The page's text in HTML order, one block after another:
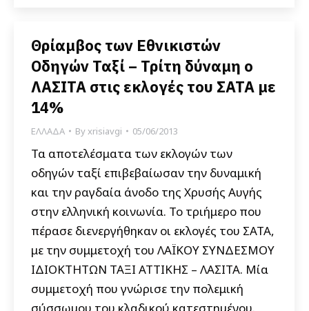
Θρίαμβος των Εθνικιστών
Οδηγών Ταξί – Τρίτη δύναμη ο
ΛΑΣΙΤΑ στις εκλογές του ΣΑΤΑ με
14%
ΕΛΛΑΔΑ Byxrisiavgi 05/06/2013
Τα αποτελέσματα των εκλογών των
οδηγών ταξί επιβεβαίωσαν την δυναμική
και την ραγδαία άνοδο της Χρυσής Αυγής
στην ελληνική κοινωνία. Το τριήμερο που
πέρασε διενεργήθηκαν οι εκλογές του ΣΑΤΑ,
με την συμμετοχή του ΛΑΪΚΟΥ ΣΥΝΔΕΣΜΟΥ
ΙΔΙΟΚΤΗΤΩΝ ΤΑΞΙ ΑΤΤΙΚΗΣ – ΛΑΣΙΤΑ. Μία
συμμετοχή που γνώρισε την πολεμική